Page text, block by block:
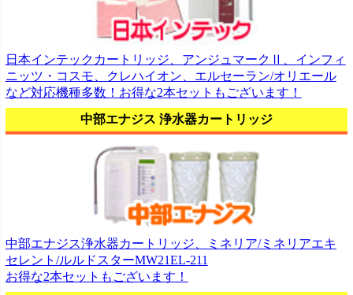
日本インテックカートリッジ、アンジュマークⅡ、インフィ
ニッツ・コスモ、クレハイオン、エルセーラン/オリエール
など対応機種多数！お得な2本セットもございます！
中部エナジス 浄水器カートリッジ
中部エナジス浄水器カートリッジ、ミネリア/ミネリアエキ
セレント/ルルドスターMW21EL-211
お得な2本セットもございます！